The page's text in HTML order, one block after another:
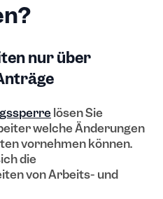
nur über
lösen Sie
welche Änderungen
vornehmen können.
die
von Arbeits- und